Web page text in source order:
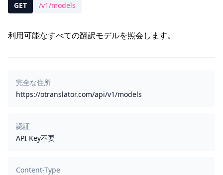
GET /v1/models
利用可能なすべての翻訳モデルを照会します。
完全な住所
https://otranslator.com/api/v1/models
認証
API Key不要
Content-Type